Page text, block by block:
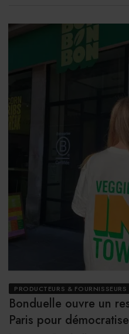
PRODUCTEURS & FOURNISSEURS
Bonduelle ouvre un
Paris pour